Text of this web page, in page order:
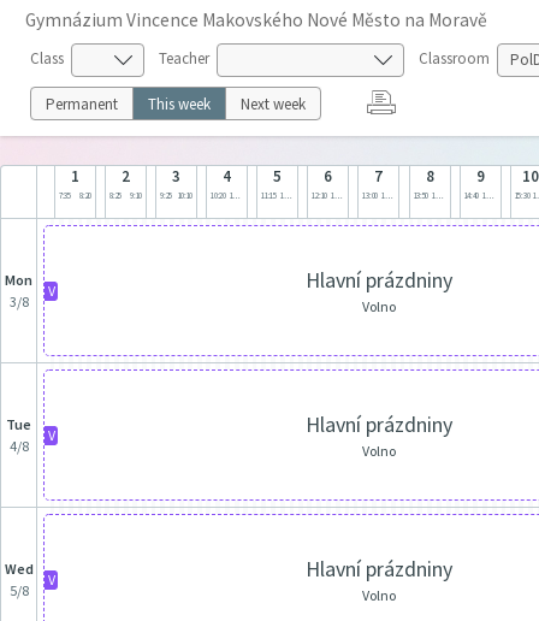
Gymnázium Vincence Makovského Nové Město na Moravě
Class Teacher Classroom
Permanent This week Next week
1
7:35 8:20
2
8:25 9:10
3
9:25 10:10
4
10:20 11:05
5
11:15 12:00
6
12:10 12:55
7
13:00 13:45
8
13:50 14:35
9
14:40 15:25
10
15:30
Mon
3/8
V Hlavní prázdniny
Volno
Tue
4/8
V Hlavní prázdniny
Volno
Wed
5/8
V Hlavní prázdniny
Volno